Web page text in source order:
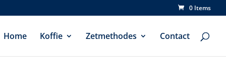
0 Items
Home Koffie Zetmethodes Contact